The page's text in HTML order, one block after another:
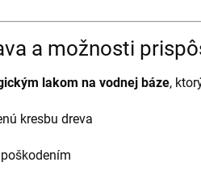
a možnosti
lakom na vodnej báze,
kresbu dreva